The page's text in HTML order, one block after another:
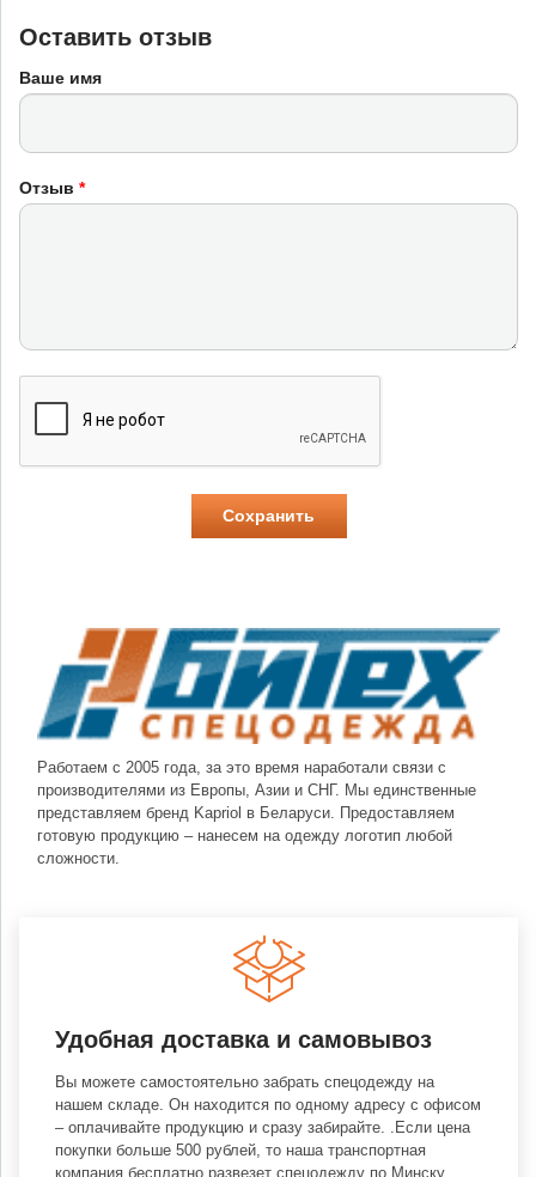
Оставить отзыв
Ваше имя
Отзыв *
Работаем с 2005 года, за это время наработали связи с
производителями из Европы, Азии и СНГ. Мы единственные
представляем бренд Kapriol в Беларуси. Предоставляем
готовую продукцию – нанесем на одежду логотип любой
сложности.
Удобная доставка и самовывоз
Вы можете самостоятельно забрать спецодежду на
нашем складе. Он находится по одному адресу с офисом
– оплачивайте продукцию и сразу забирайте. .Если цена
покупки больше 500 рублей, то наша транспортная
компания бесплатно развезет спецодежду по Минску.